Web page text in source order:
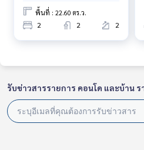
พื้นที่ : 22.60 ตร.ว.
2 2 2
รับข่าวสารรายการ คอนโด และบ้าน ร